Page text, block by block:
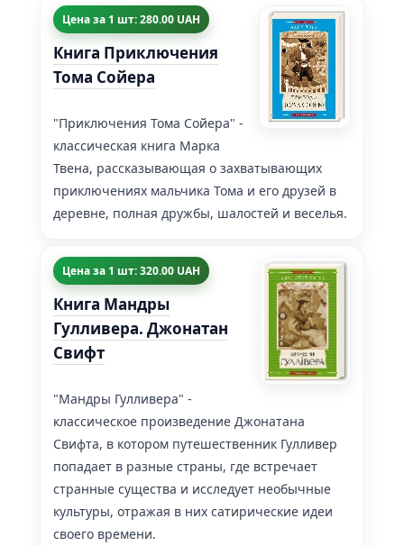
Цена за 1 шт: 280.00 UAH
Книга Приключения
Тома Сойера
"Приключения Тома Сойера" -
классическая книга Марка
Твена, рассказывающая о захватывающих
приключениях мальчика Тома и его друзей в
деревне, полная дружбы, шалостей и веселья.
Цена за 1 шт: 320.00 UAH
Книга Мандры
Гулливера. Джонатан
Свифт
"Мандры Гулливера" -
классическое произведение Джонатана
Свифта, в котором путешественник Гулливер
попадает в разные страны, где встречает
странные существа и исследует необычные
культуры, отражая в них сатирические идеи
своего времени.